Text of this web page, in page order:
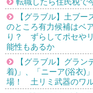
転職したら住民税で
【グラブル】土ブ
のところ有力候補はベ
り？ ずらしてポセや
能性もあるか
【グラブル】グラ
着)」、「ニーア(浴衣)
場！ 土リミ武器のワ